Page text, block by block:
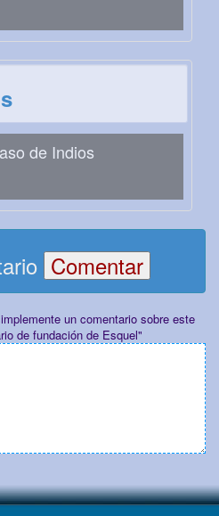
de Indios
un comentario sobre este
de fundación de Esquel"